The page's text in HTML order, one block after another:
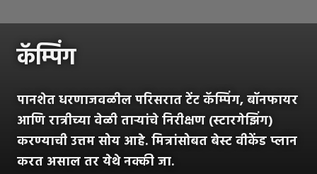
कॅम्पिंग
पानशेत धरणाजवळील परिसरात टेंट कॅम्पिंग, बॉनफायर
आणि रात्रीच्या वेळी ताऱ्यांचे निरीक्षण (स्टारगेझिंग)
करण्याची उत्तम सोय आहे. मित्रांसोबत बेस्ट वीकेंड प्लान
करत असाल तर येथे नक्की जा.